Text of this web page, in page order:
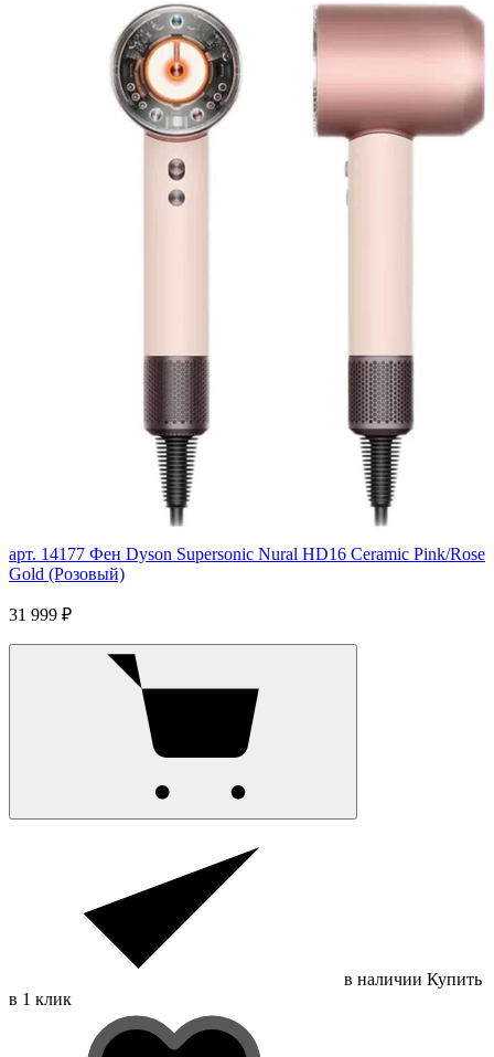
арт. 14177 Фен Dyson Supersonic Nural HD16 Ceramic Pink/Rose
Gold (Розовый)
31 999 ₽
в наличии Купить
в 1 клик